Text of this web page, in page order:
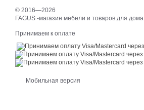
© 2016—2026
FAGUS -магазин мебели и товаров для дома
Принимаем к оплате
Мобильная версия